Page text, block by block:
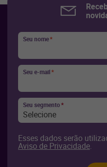
Seu nome*
Seu e-mail*
Seu segmento*
Selecione
Esses dados serão
Aviso de Privacidade.